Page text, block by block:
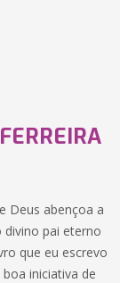
Deus abençoa a
divino pai eterno
que eu escrevo
iniciativa de